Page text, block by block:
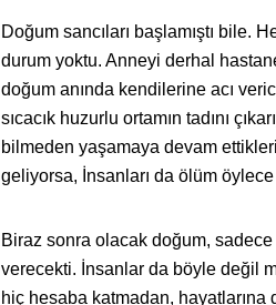
Doğum sancıları başlamıştı bile.
durum yoktu. Anneyi derhal
doğum anında kendilerine acı
sıcacık huzurlu ortamın tadını
bilmeden yaşamaya devam
geliyorsa, İnsanları da ölüm
Biraz sonra olacak doğum, sadece
verecekti. İnsanlar da böyle değil
hiç hesaba katmadan, hayatlarına